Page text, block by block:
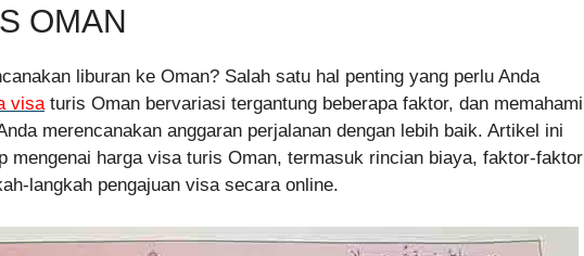
OMAN
liburan ke Oman? Salah satu hal penting yang perlu Anda
visaturis Oman bervariasi tergantung beberapa faktor, dan memahami
merencanakan anggaran perjalanan dengan lebih baik. Artikel ini
mengenai harga visa turis Oman, termasuk rincian biaya, faktor-faktor
langkah pengajuan visa secara online.